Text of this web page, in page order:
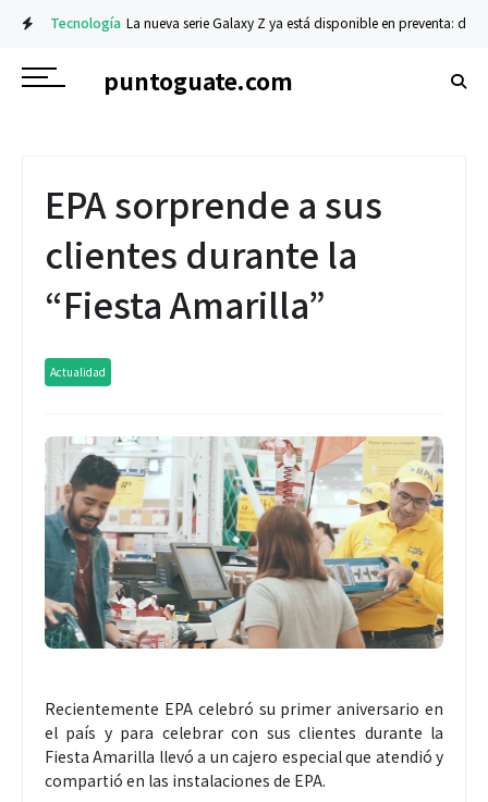
Tecnología La nueva serie Galaxy Z ya está disponible en preventa:
puntoguate.com
EPA sorprende a sus
clientes durante la
“Fiesta Amarilla”
Actualidad
Recientemente EPA celebró su primer aniversario en
el país y para celebrar con sus clientes durante la
Fiesta Amarilla llevó a un cajero especial que atendió y
compartió en las instalaciones de EPA.